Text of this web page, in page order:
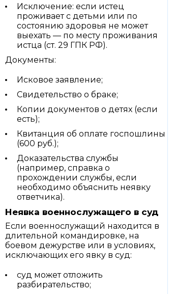
Исключение: если истец
проживает с детьми или по
состоянию здоровья не может
выехать — по месту проживания
истца (ст. 29 ГПК РФ).
Документы:
Исковое заявление;
Свидетельство о браке;
Копии документов о детях (если
есть);
Квитанция об оплате госпошлины
(600 руб.);
Доказательства службы
(например, справка о
прохождении службы, если
необходимо объяснить неявку
ответчика).
Неявка военнослужащего в суд
Если военнослужащий находится в
длительной командировке, на
боевом дежурстве или в условиях,
исключающих его явку в суд:
суд может отложить
разбирательство;